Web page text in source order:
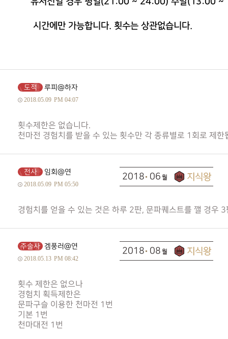
시간에만 가능합니다. 횟수는 상관없습니다.
도적 루피@하자
2018.05.09 PM 04:07
횟수제한은 없습니다.
천마전 경험치를 받을 수 있는 횟수만 각 종류별로 1회로 제한
전사 임회@연
2018.05.09 PM 05:50
경험치를 얻을 수 있는 것은 하루 2판, 문파퀘스트를 깰 경우
2018 06
주술사 겜풍러@연
2018.05.13 PM 08:42
횟수 제한은 없으나
경험치 획득제한은
문파구슬 이용한 천마전 1번
기본 1번
천마대전 1번
2018 08